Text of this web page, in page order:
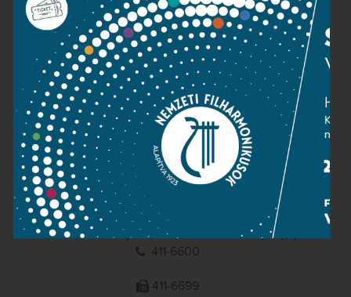
Adatvédelem
Impresszum
NEMZETI
FILHARMONIKUSOK
1095 Budapest, Komor Marcell u. 1. (Müpa)
411-6600
411-6699